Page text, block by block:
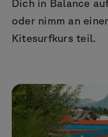
Dich in Balance
oder nimm an
Kitesurfkurs teil.